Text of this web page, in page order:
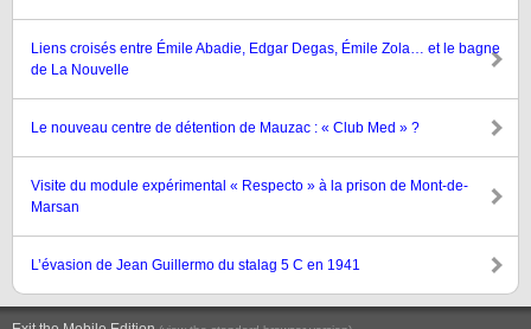
Liens croisés entre Émile Abadie, Edgar Degas, Émile Zola… et le bagne
de La Nouvelle
Le nouveau centre de détention de Mauzac : « Club Med » ?
Visite du module expérimental « Respecto » à la prison de Mont-de-
Marsan
L’évasion de Jean Guillermo du stalag 5 C en 1941